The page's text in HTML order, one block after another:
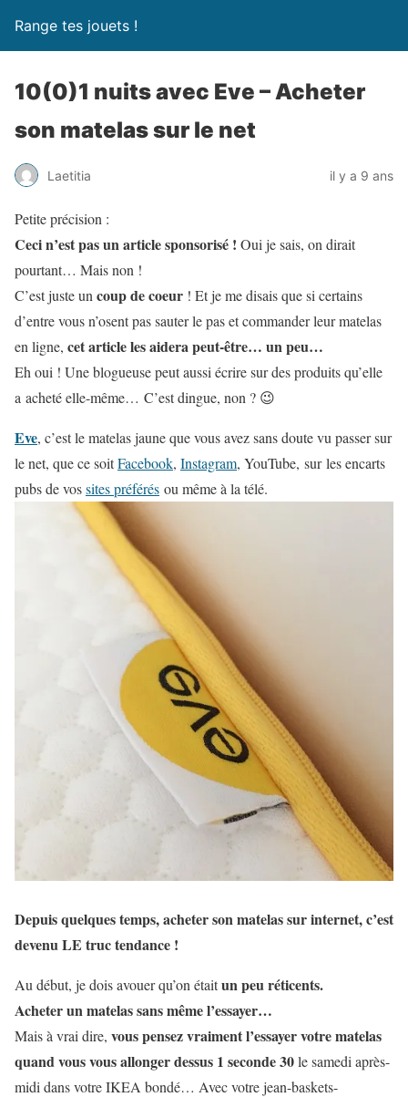
Range tes jouets !
10(0)1 nuits avec Eve – Acheter
son matelas sur le net
Laetitia il y a 9 ans
Petite précision :
Ceci n’est pas un article sponsorisé ! Oui je sais, on dirait
pourtant… Mais non !
C’est juste un coup de coeur ! Et je me disais que si certains
d’entre vous n’osent pas sauter le pas et commander leur matelas
en ligne, cet article les aidera peut-être… un peu…
Eh oui ! Une blogueuse peut aussi écrire sur des produits qu’elle
a acheté elle-même… C’est dingue, non ? 😉
Eve, c’est le matelas jaune que vous avez sans doute vu passer sur
le net, que ce soitFacebook, Instagram, YouTube, sur les encarts
pubs de vossites préférés ou même à la télé.
Depuis quelques temps, acheter son matelas sur internet, c’est
devenu LE truc tendance !
Au début, je dois avouer qu’on étaitun peu réticents.
Acheter un matelas sans même l’essayer…
Mais à vrai dire, vous pensez vraiment l’essayer votre matelas
quand vous vous allonger dessus 1 seconde 30le samedi après-
midi dans votre IKEA bondé… Avec votre jean-baskets-